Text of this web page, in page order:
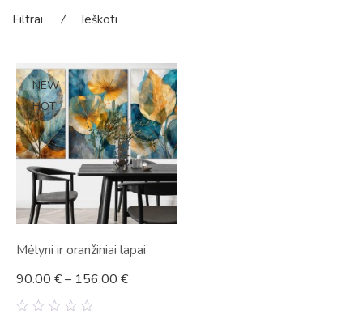
Filtrai ⁄ Ieškoti
NEW
HOT
Mėlyni ir oranžiniai lapai
90.00 €– 156.00 €